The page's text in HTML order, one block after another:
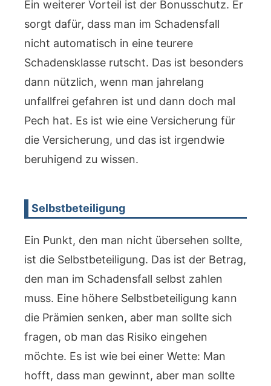
Ein weiterer Vorteil ist der Bonusschutz. Er
sorgt dafür, dass man im Schadensfall
nicht automatisch in eine teurere
Schadensklasse rutscht. Das ist besonders
dann nützlich, wenn man jahrelang
unfallfrei gefahren ist und dann doch mal
Pech hat. Es ist wie eine Versicherung für
die Versicherung, und das ist irgendwie
beruhigend zu wissen.
Selbstbeteiligung
Ein Punkt, den man nicht übersehen sollte,
ist die Selbstbeteiligung. Das ist der Betrag,
den man im Schadensfall selbst zahlen
muss. Eine höhere Selbstbeteiligung kann
die Prämien senken, aber man sollte sich
fragen, ob man das Risiko eingehen
möchte. Es ist wie bei einer Wette: Man
hofft, dass man gewinnt, aber man sollte